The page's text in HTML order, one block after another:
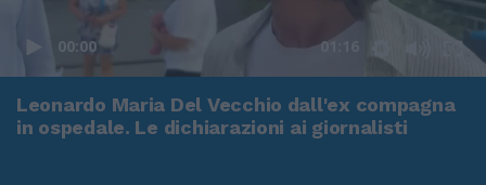
00:00 01:16
Leonardo Maria Del Vecchio dall'ex compagna
in ospedale. Le dichiarazioni ai giornalisti